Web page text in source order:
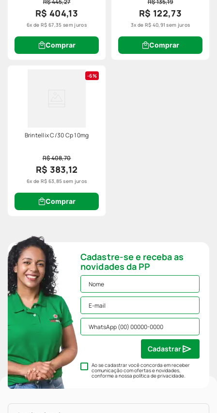
R$ 445,27
R$ 404,13
6x deR$ 67,35 sem juros
Comprar
R$ 135,19
R$ 122,73
3x de R$ 40,91 sem juros
Comprar
6%
Brintellix C/30 Cp 10mg
R$ 408,70
R$ 383,12
6x de R$ 63,85sem juros
Comprar
Cadastre-se e receba as
novidades da PP
Ao se cadastrar você concorda em receber
comunicação com ofertas e novidades,
conforme a nossapolítica de privacidade.
Cadastrar